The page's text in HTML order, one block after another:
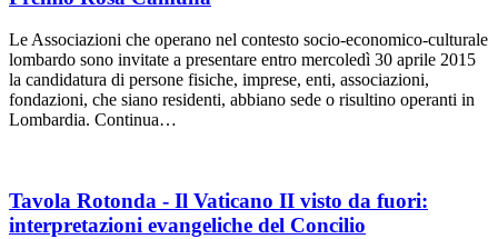
Le Associazioni che operano nel contesto socio-economico-culturale
lombardo sono invitate a presentare entro mercoledì 30 aprile 2015
la candidatura di persone fisiche, imprese, enti, associazioni,
fondazioni, che siano residenti, abbiano sede o risultino operanti in
Lombardia. Continua…
Tavola Rotonda - Il Vaticano II visto da fuori:
interpretazioni evangeliche del Concilio